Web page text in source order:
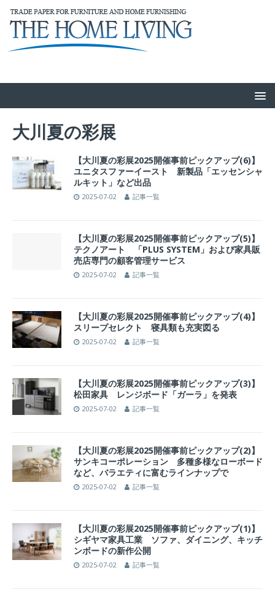
大川夏の彩展
【大川夏の彩展2025開催事前ピックアップ(6)】
ユニタスファーイースト 新製品「エッセンシャ
ルキット」など出品
2025-07-02 記事一覧
【大川夏の彩展2025開催事前ピックアップ(5)】
テクノアート 「PLUS SYSTEM」および家具販
売店専門の顧客管理サービス
2025-07-02 記事一覧
【大川夏の彩展2025開催事前ピックアップ(4)】
スリープセレクト 寝具類も充実図る
2025-07-02 記事一覧
【大川夏の彩展2025開催事前ピックアップ(3)】
松田家具 レンジボード「ガーラ」を発表
2025-07-02 記事一覧
【大川夏の彩展2025開催事前ピックアップ(2)】
サンキコーポレーション 多種多様なローボード
など、バラエティに富むラインナップで
2025-07-02 記事一覧
【大川夏の彩展2025開催事前ピックアップ(1)】
シギヤマ家具工業 ソファ、ダイニング、キッチ
ンボードの新作公開
2025-07-02 記事一覧